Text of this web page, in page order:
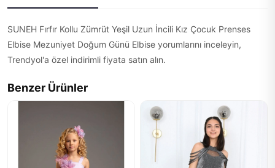
SUNEH Fırfır Kollu Zümrüt Yeşil Uzun İncili Kız Çocuk Prenses
Elbise Mezuniyet Doğum Günü Elbise yorumlarını inceleyin,
Trendyol'a özel indirimli fiyata satın alın.
Benzer Ürünler